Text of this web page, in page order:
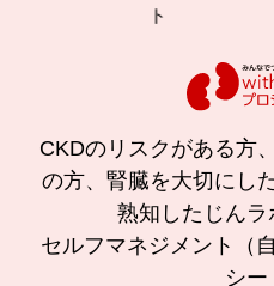
CKDのリスクがある方
の方、腎臓を大切にし
熟知したじんラ
セルフマネジメント（
シー